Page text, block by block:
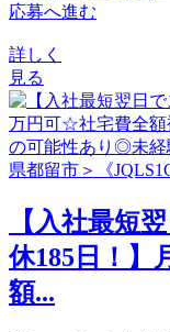
応募へ進む
詳しく
見る
【入社最短
休185日！】
額...